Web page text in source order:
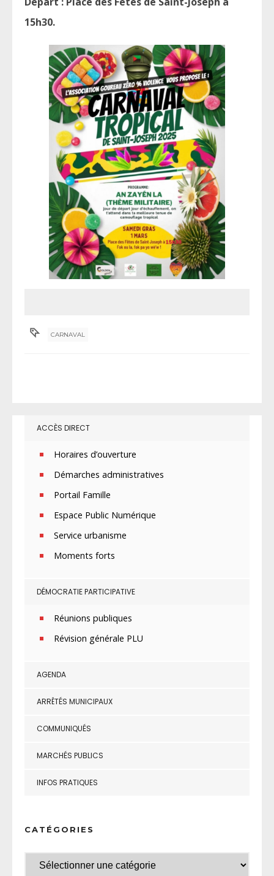
15h30.
CARNAVAL
ACCÈS DIRECT
Horaires d’ouverture
Démarches administratives
Portail Famille
Espace Public Numérique
Service urbanisme
Moments forts
DÉMOCRATIE PARTICIPATIVE
Réunions publiques
Révision générale PLU
AGENDA
ARRÊTÉS MUNICIPAUX
COMMUNIQUÉS
MARCHÉS PUBLICS
INFOS PRATIQUES
CATÉGORIES